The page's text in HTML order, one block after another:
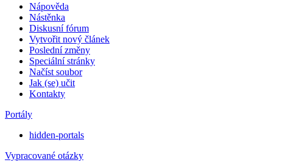
Nápověda
Nástěnka
Diskusní fórum
Vytvořit nový článek
Poslední změny
Speciální stránky
Načíst soubor
Jak (se) učit
Kontakty
Portály
hidden-portals
Vypracované otázky